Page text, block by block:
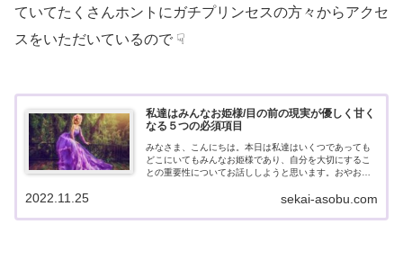
ていてたくさんホントにガチプリンセスの方々からアクセ
スをいただいているので ☟
私達はみんなお姫様/目の前の現実が優しく甘く
なる５つの必須項目
みなさま、こんにちは。本日は私達はいくつであっても
どこにいてもみんなお姫様であり、自分を大切にするこ
との重要性についてお話ししようと思います。おやお
う聞こえてきそうだけれど、ワタクシはいたっ...
sekai-asobu.com
2022.11.25